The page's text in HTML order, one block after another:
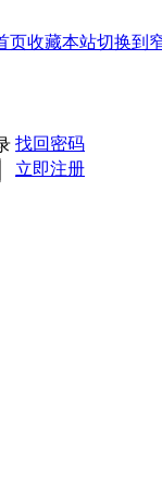
页收藏本站切换到
找回密码
立即注册